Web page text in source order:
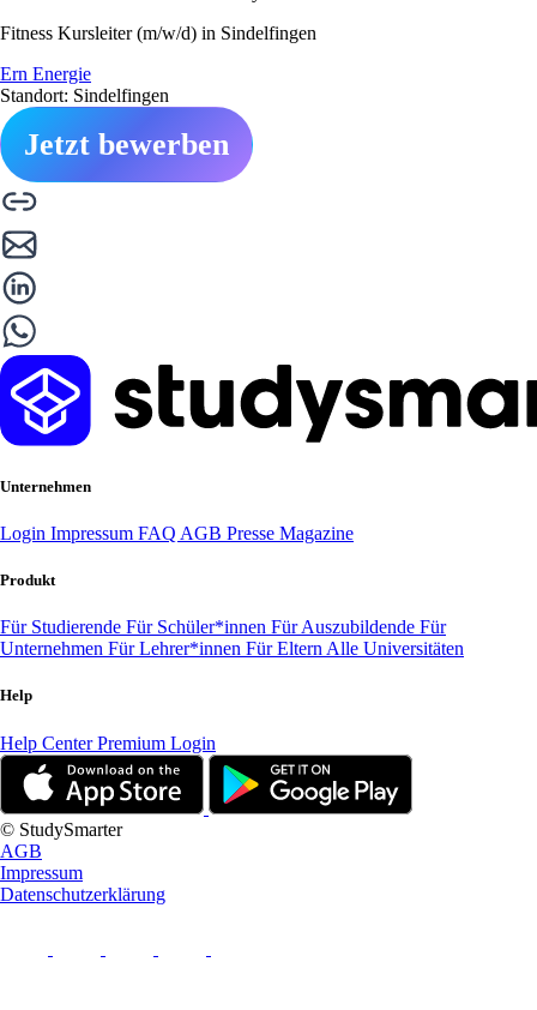
Fitness Kursleiter (m/w/d) in Sindelfingen
Ern Energie
Standort: Sindelfingen
Jetzt bewerben
Unternehmen
Login Impressum FAQ AGB Presse Magazine
Produkt
Für Studierende Für Schüler*innen Für Auszubildende Für
Unternehmen Für Lehrer*innen Für Eltern Alle Universitäten
Help
Help CenterPremium Login
© StudySmarter
AGB
Impressum
Datenschutzerklärung